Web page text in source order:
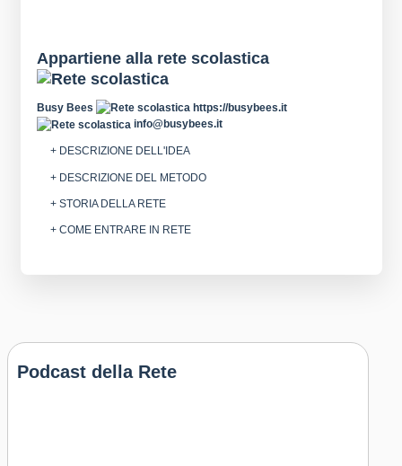
Appartiene alla rete scolastica
Busy Bees
https://busybees.it
info@busybees.it
+ DESCRIZIONE DELL'IDEA
+ DESCRIZIONE DEL METODO
+ STORIA DELLA RETE
+ COME ENTRARE IN RETE
Podcast della Rete